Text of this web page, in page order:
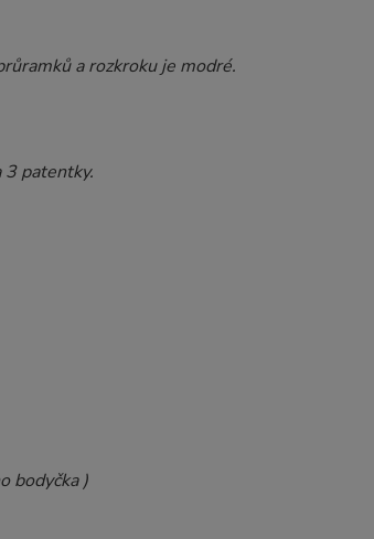
a rozkroku je modré.
3 patentky.
bodyčka )